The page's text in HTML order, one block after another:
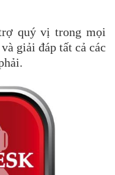
quý vị trong mọi
giải đáp tất cả các